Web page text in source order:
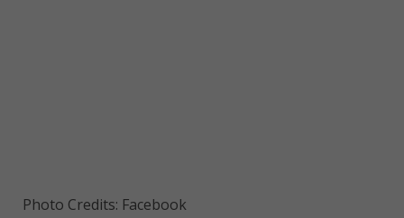
Photo Credits: Facebook